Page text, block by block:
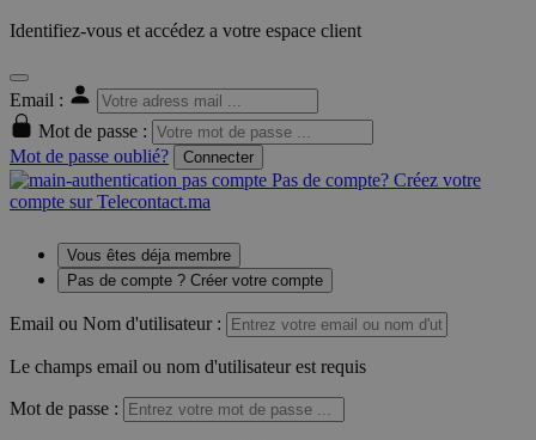
Identifiez-vous et accédez a votre espace client
Email :
Mot de passe :
Mot de passe oublié?
Connecter
Pas de compte? Créez votre
compte sur Telecontact.ma
Vous êtes déja membre
Pas de compte ? Créer votre compte
Email ou Nom d'utilisateur :
Le champs email ou nom d'utilisateur est requis
Mot de passe :